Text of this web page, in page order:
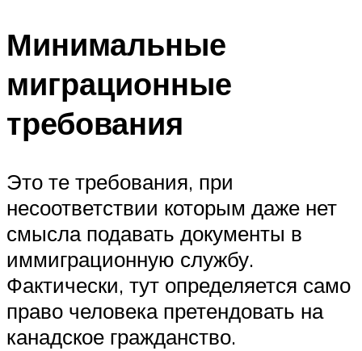
Минимальные
миграционные
требования
Это те требования, при
несоответствии которым даже нет
смысла подавать документы в
иммиграционную службу.
Фактически, тут определяется само
право человека претендовать на
канадское гражданство.